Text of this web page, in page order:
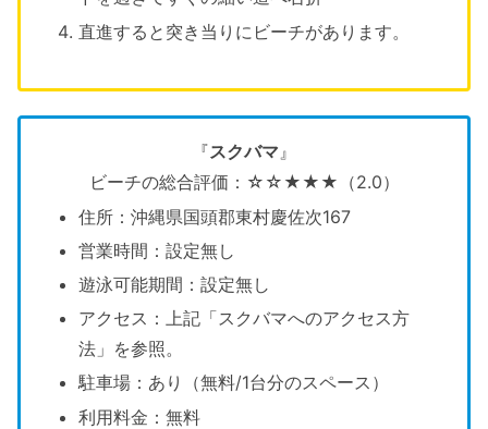
直進すると突き当りにビーチがあります。
『スクバマ』
ビーチの総合評価：☆☆★★★（2.0）
住所：沖縄県国頭郡東村慶佐次167
営業時間：設定無し
遊泳可能期間：設定無し
アクセス：上記「スクバマへのアクセス方
法」を参照。
駐車場：あり（無料/1台分のスペース）
利用料金：無料